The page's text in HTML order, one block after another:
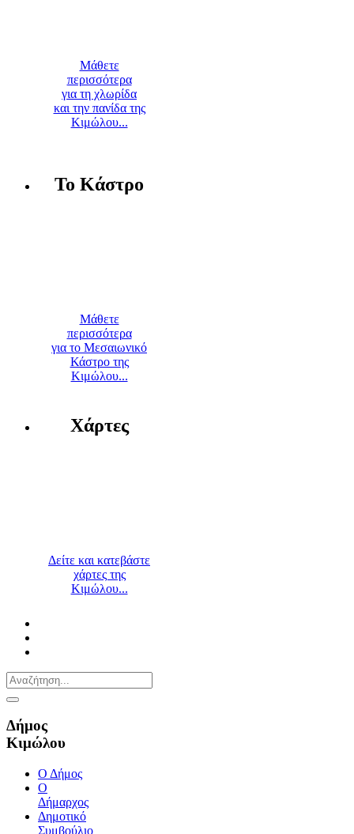
Μάθετε
περισσότερα
για τη χλωρίδα
και την πανίδα της
Κιμώλου...
Το Κάστρο
Μάθετε
περισσότερα
για το Μεσαιωνικό
Κάστρο της
Κιμώλου...
Χάρτες
Δείτε και κατεβάστε
χάρτες της
Κιμώλου...
Δήμος
Κιμώλου
Ο Δήμος
Ο
Δήμαρχος
Δημοτικό
Συμβούλιο